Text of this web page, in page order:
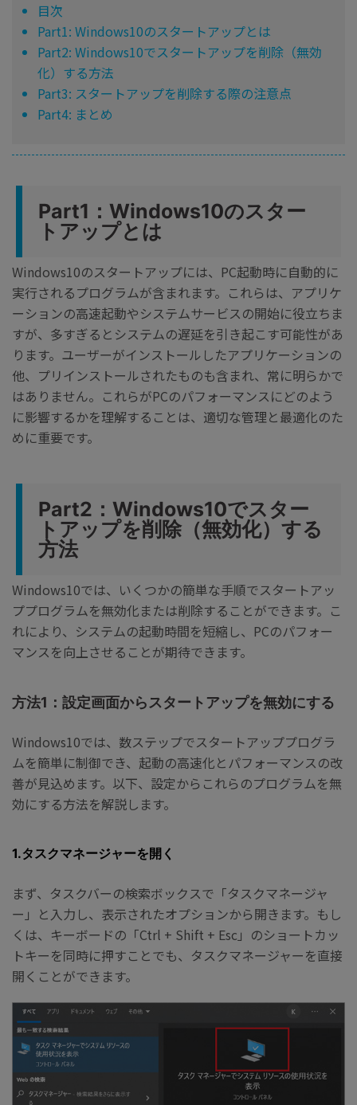
目次
Part1: Windows10のスタートアップとは
Part2: Windows10でスタートアップを削除（無効
化）する方法
Part3: スタートアップを削除する際の注意点
Part4: まとめ
Part1：Windows10のスター
トアップとは
Windows10のスタートアップには、PC起動時に自動的に
実行されるプログラムが含まれます。これらは、アプリケ
ーションの高速起動やシステムサービスの開始に役立ちま
すが、多すぎるとシステムの遅延を引き起こす可能性があ
ります。ユーザーがインストールしたアプリケーションの
他、プリインストールされたものも含まれ、常に明らかで
はありません。これらがPCのパフォーマンスにどのよう
に影響するかを理解することは、適切な管理と最適化のた
めに重要です。
Part2：Windows10でスター
トアップを削除（無効化）する
方法
Windows10では、いくつかの簡単な手順でスタートアッ
ププログラムを無効化または削除することができます。こ
れにより、システムの起動時間を短縮し、PCのパフォー
マンスを向上させることが期待できます。
方法1：設定画面からスタートアップを無効にする
Windows10では、数ステップでスタートアッププログラ
ムを簡単に制御でき、起動の高速化とパフォーマンスの改
善が見込めます。以下、設定からこれらのプログラムを無
効にする方法を解説します。
1.タスクマネージャーを開く
まず、タスクバーの検索ボックスで「タスクマネージャ
ー」と入力し、表示されたオプションから開きます。もし
くは、キーボードの「Ctrl + Shift + Esc」のショートカッ
トキーを同時に押すことでも、タスクマネージャーを直接
開くことができます。